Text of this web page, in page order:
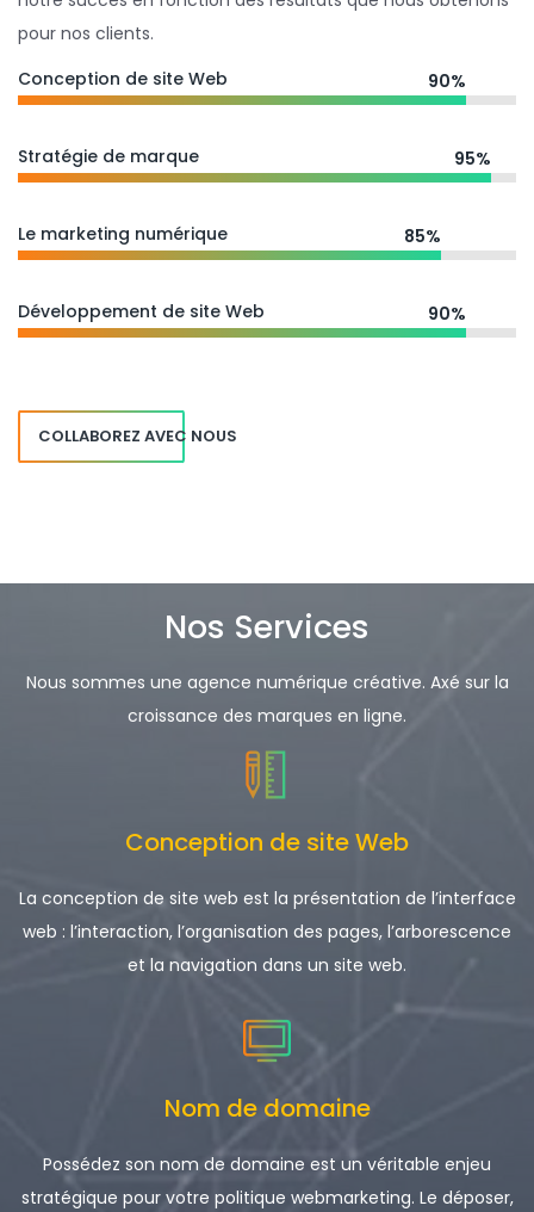
pour nos clients.
Conception de site Web
90%
Stratégie de marque 95%
Le marketing numérique 85%
Développement de site Web 90%
COLLABOREZ AVEC NOUS
Nos Services
Nous sommes une agence numérique créative. Axé sur la
croissance des marques en ligne.
Conception de site Web
La conception de site web est la présentation de l’interface
web : l’interaction, l’organisation des pages, l’arborescence
et la navigation dans un site web.
Nom de domaine
Possédez son nom de domaine est un véritable enjeu
stratégique pour votre politique webmarketing. Le déposer,